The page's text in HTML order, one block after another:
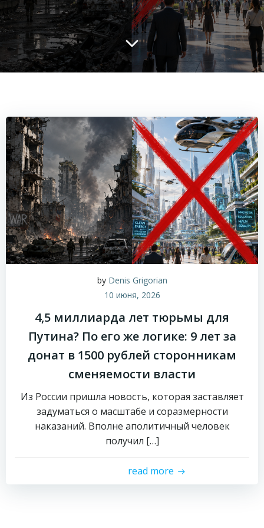
by Denis Grigorian
10 июня, 2026
4,5 миллиарда лет тюрьмы для
Путина? По его же логике: 9 лет за
донат в 1500 рублей сторонникам
сменяемости власти
Из России пришла новость, которая заставляет
задуматься о масштабе и соразмерности
наказаний. Вполне аполитичный человек
получил […]
read more